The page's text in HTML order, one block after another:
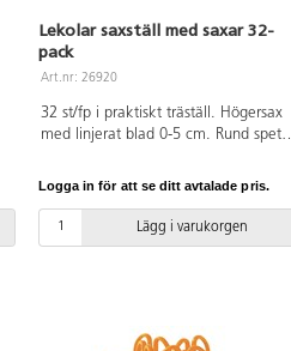
Lekolar saxställ med saxar 32-
pack
Art.nr: 26920
32 st/fp i praktiskt träställ. Högersax
med linjerat blad 0-5 cm. Rund spets.
Grönt handtag av ABS.
Logga in för att se ditt avtalade pris.
Lägg i varukorgen